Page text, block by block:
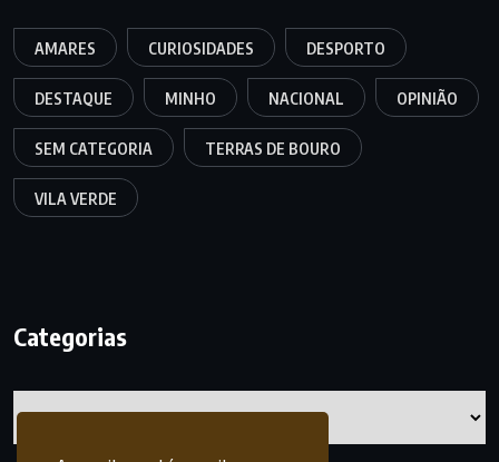
AMARES CURIOSIDADES DESPORTO
DESTAQUE MINHO NACIONAL OPINIÃO
SEM CATEGORIA TERRAS DE BOURO
VILA VERDE
Categorias